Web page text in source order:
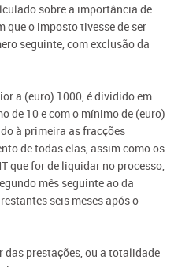
sobre a importância de
que o imposto tivesse de ser
seguinte, com exclusão da
a (euro) 1000, é dividido em
de 10 e com o mínimo de (euro)
à primeira as fracções
de todas elas, assim como os
que for de liquidar no processo,
mês seguinte ao da
seis meses após o
das prestações, ou a totalidade